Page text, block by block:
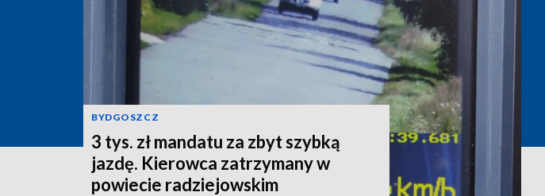
BYDGOSZCZ
3 tys. zł mandatu za zbyt szybką
jazdę. Kierowca zatrzymany w
powiecie radziejowskim